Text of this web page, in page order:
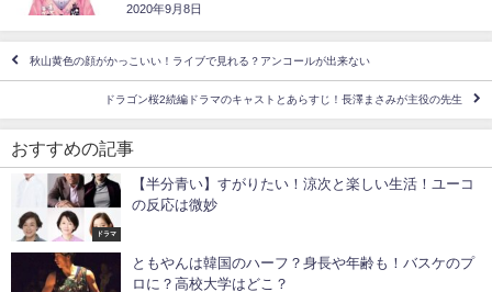
2020年9月8日
秋山黄色の顔がかっこいい！ライブで見れる？アンコールが出来ない
ドラゴン桜2続編ドラマのキャストとあらすじ！長澤まさみが主役の先生
おすすめの記事
ドラマ
【半分青い】すがりたい！涼次と楽しい生活！ユーコ
の反応は微妙
ともやんは韓国のハーフ？身長や年齢も！バスケのプ
ロに？高校大学はどこ？